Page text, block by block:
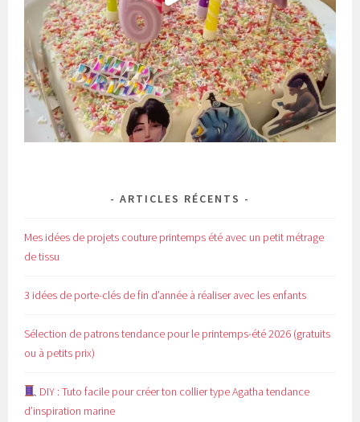
ARTICLES RÉCENTS
Mes idées de projets couture printemps été avec un petit métrage
de tissu
3 idées de porte-clés de fin d’année à réaliser avec les enfants
Sélection de patrons tendance pour le printemps-été 2026 (gratuits
ou à petits prix)
DIY : Tuto facile pour créer ton collier type Agatha tendance
d’inspiration marine